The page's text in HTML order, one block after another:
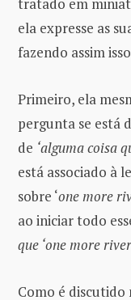
tratado em
ela expresse as
fazendo assim
Primeiro, ela
pergunta se está
de ‘alguma coisa
está associado à
sobre ‘one more
ao iniciar todo
que ‘one more
Como é discutido